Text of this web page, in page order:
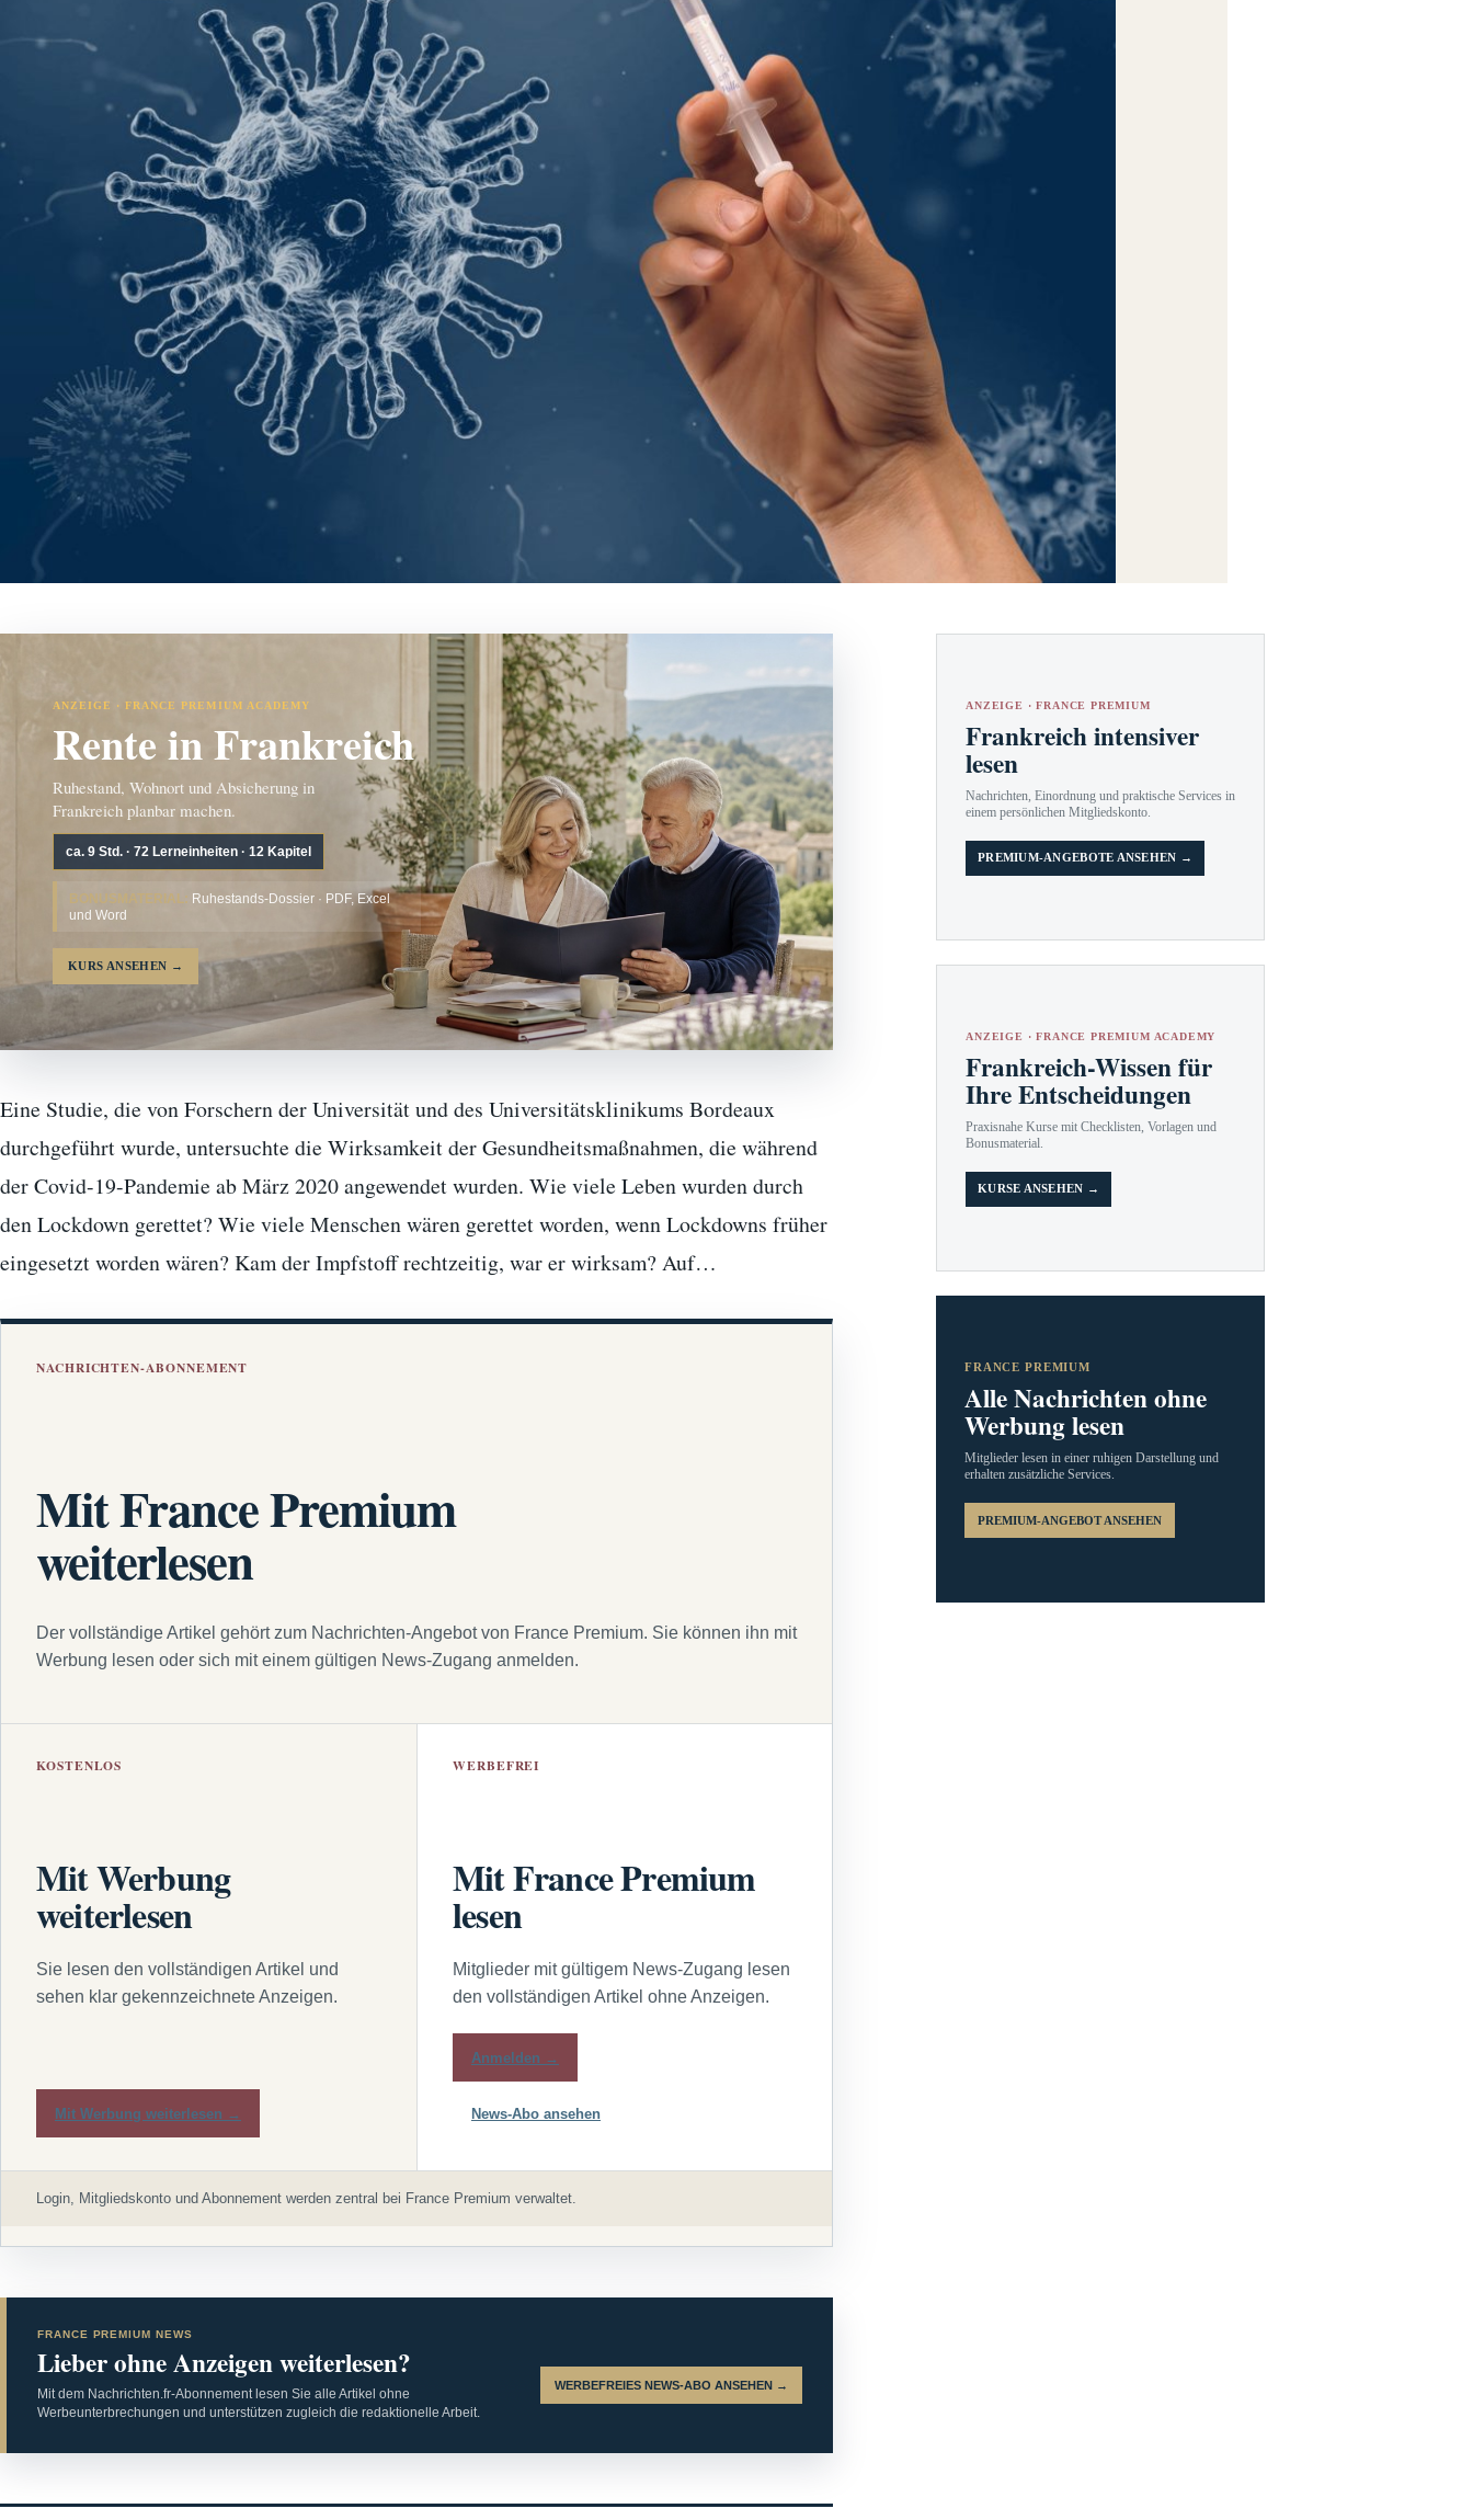
ANZEIGE · FRANCE PREMIUM ACADEMY
Rente in Frankreich
Ruhestand, Wohnort und Absicherung in
Frankreich planbar machen.
ca. 9 Std. · 72 Lerneinheiten · 12 Kapitel
BONUSMATERIAL: Ruhestands-Dossier · PDF, Excel
und Word
KURS ANSEHEN →
Eine Studie, die von Forschern der Universität und des Universitätsklinikums Bordeaux
durchgeführt wurde, untersuchte die Wirksamkeit der Gesundheitsmaßnahmen, die während
der Covid-19-Pandemie ab März 2020 angewendet wurden. Wie viele Leben wurden durch
den Lockdown gerettet? Wie viele Menschen wären gerettet worden, wenn Lockdowns früher
eingesetzt worden wären? Kam der Impfstoff rechtzeitig, war er wirksam? Auf…
NACHRICHTEN-ABONNEMENT
Mit France Premium
weiterlesen
Der vollständige Artikel gehört zum Nachrichten-Angebot von France Premium. Sie können ihn mit
Werbung lesen oder sich mit einem gültigen News-Zugang anmelden.
KOSTENLOS
Mit Werbung
weiterlesen
Sie lesen den vollständigen Artikel und
sehen klar gekennzeichnete Anzeigen.
Mit Werbung weiterlesen →
WERBEFREI
Mit France Premium
lesen
Mitglieder mit gültigem News-Zugang lesen
den vollständigen Artikel ohne Anzeigen.
Anmelden →
News-Abo ansehen
Login, Mitgliedskonto und Abonnement werden zentral bei France Premium verwaltet.
FRANCE PREMIUM NEWS
Lieber ohne Anzeigen weiterlesen?
Mit dem Nachrichten.fr-Abonnement lesen Sie alle Artikel ohne
Werbeunterbrechungen und unterstützen zugleich die redaktionelle Arbeit.
WERBEFREIES NEWS-ABO ANSEHEN →
ANZEIGE · FRANCE PREMIUM
Frankreich intensiver
lesen
Nachrichten, Einordnung und praktische Services in
einem persönlichen Mitgliedskonto.
PREMIUM-ANGEBOTE ANSEHEN →
ANZEIGE · FRANCE PREMIUM ACADEMY
Frankreich-Wissen für
Ihre Entscheidungen
Praxisnahe Kurse mit Checklisten, Vorlagen und
Bonusmaterial.
KURSE ANSEHEN →
FRANCE PREMIUM
Alle Nachrichten ohne
Werbung lesen
Mitglieder lesen in einer ruhigen Darstellung und
erhalten zusätzliche Services.
PREMIUM-ANGEBOT ANSEHEN